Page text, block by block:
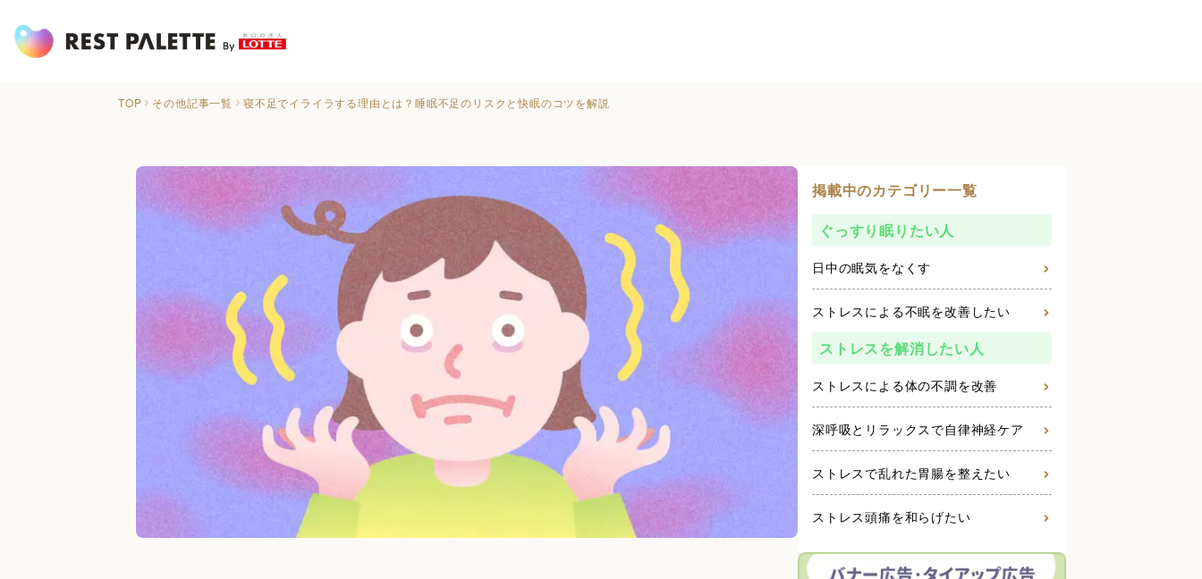
TOP その他記事一覧 寝不足でイライラする理由とは？睡眠不足のリスクと快眠のコツを解説
掲載中のカテゴリー一覧
ぐっすり眠りたい人
日中の眠気をなくす
ストレスによる不眠を改善したい
ストレスを解消したい人
ストレスによる体の不調を改善
深呼吸とリラックスで自律神経ケア
ストレスで乱れた胃腸を整えたい
ストレス頭痛を和らげたい